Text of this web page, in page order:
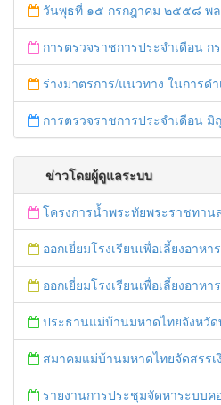
วันพุธที่ ๑๕ กรกฎาคม ๒๕๕๘ พลตรี กมล เพิ่มกำลังพล หัวหน้าคณะทำงานกำกับและติดตามการปฏิบัติราชการในภูมิภาค เขตตรวจราชการที่ ๑ และคณะจะลงพื้นที่จังหวัดพระนครศรีอยุธยา เพื่อติดตามผลความก้าวหน้
การตรวจราชการประจำเดือน ก
ร่างมาตรการ/แนวทาง ในการดำเนินการประกอบการตรวจราช
การตรวจราชการประจำเดือน มิถุนายน ๒๕๕๘ (ผ่
ข่าวโดยผู้ดูแลระบบ
โครงการน้ำพระทัยพระราชทานส่วนภูมิภาค สภาสังคมสงเคราะห์แห่งประเทศไทย
ออกเยี่ยมโรงเรียนเพื่อเลี้ยงอาหารกลางวันนักเรียนโรงเรียนที่อยู่ห่างไกลในพื้นที่ จ.พระ
ออกเยี่ยมโรงเรียนเพื่อเลี้ยงอาหารกลางวันนักเรียนโรงเรียนที่อยู่ห่างไกลในพื้นที่ จ.พร
ประธานแม่บ้านมหาดไทยจังหวัดพระนครศรีอยุธยา และคณะฯ ออกเยี่ยมเยาวชนที่ได้รับทุนจาก
สมาคมแม่บ้านมหาดไทยจัดสรรเงินรายได้ของสมาคมฯมอบทุ
รายงานการประชุมจัดหาระบบคอมพิว